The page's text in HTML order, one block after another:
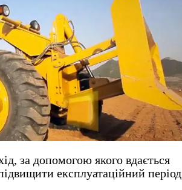
за допомогою якого вдається
експлуатаційний період